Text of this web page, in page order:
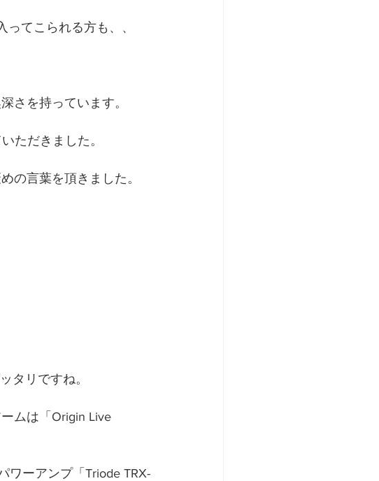
ってこられる方も、、
さを持っています。
ただきました。
の言葉を頂きました。
タリですね。
ムは「Origin Live
ワーアンプ「Triode TRX-